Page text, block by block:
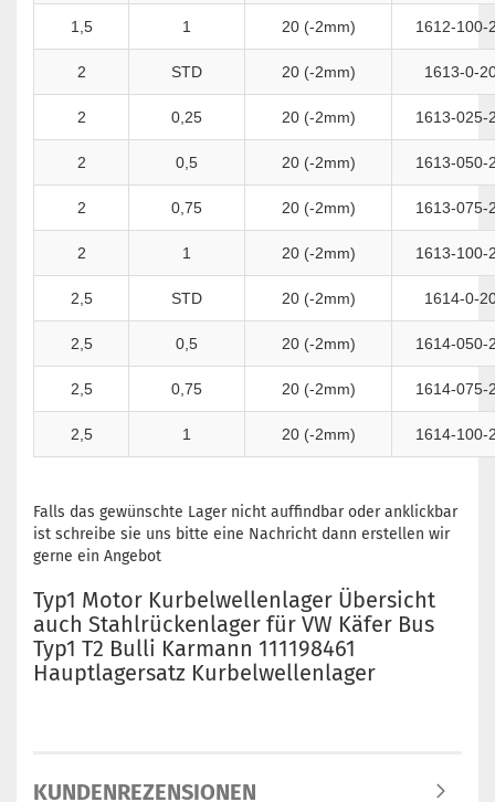
1,5 1 20 (-2mm) 1612-100-
2 STD 20 (-2mm) 1613-0-
2 0,25 20 (-2mm) 1613-025-
2 0,5 20 (-2mm) 1613-050-
2 0,75 20 (-2mm) 1613-075-
2 1 20 (-2mm) 1613-100-
2,5 STD 20 (-2mm) 1614-0-
2,5 0,5 20 (-2mm) 1614-050-
2,5 0,75 20 (-2mm) 1614-075-
2,5 1 20 (-2mm) 1614-100-
Falls das gewünschte Lager nicht auffindbar oder anklickbar
ist schreibe sie uns bitte eine Nachricht dann erstellen wir
gerne ein Angebot
Typ1 Motor Kurbelwellenlager Übersicht
auch Stahlrückenlager für VW Käfer Bus
Typ1 T2 Bulli Karmann 111198461
Hauptlagersatz Kurbelwellenlager
KUNDENREZENSIONEN